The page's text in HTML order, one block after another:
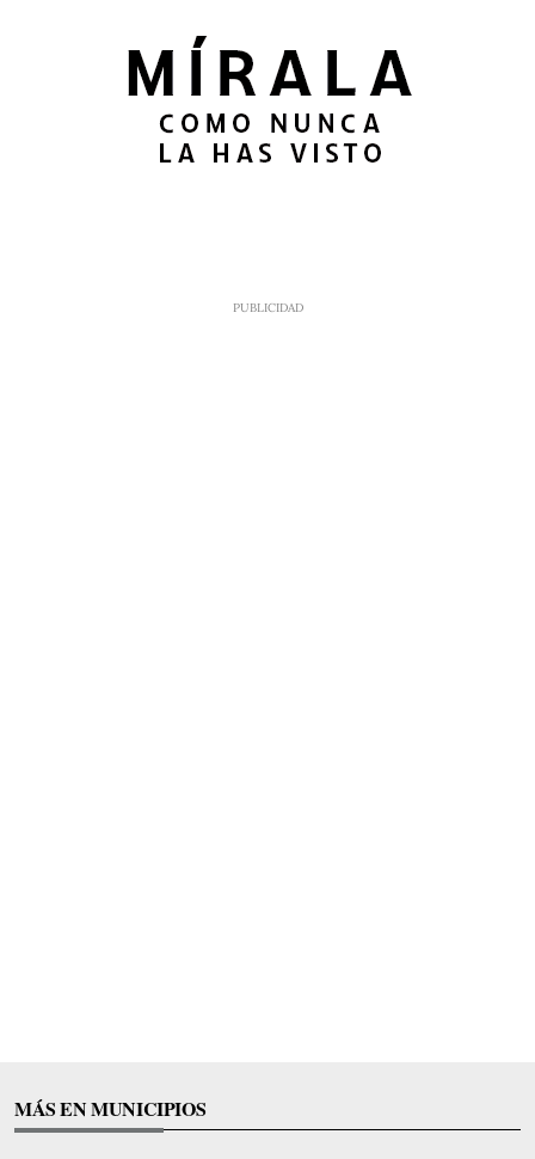
MÁS EN MUNICIPIOS